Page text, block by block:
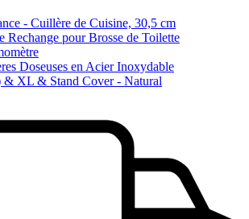
- Cuillère de Cuisine, 30,5 cm
Rechange pour Brosse de Toilette
Doseuses en Acier Inoxydable
& XL & Stand Cover - Natural